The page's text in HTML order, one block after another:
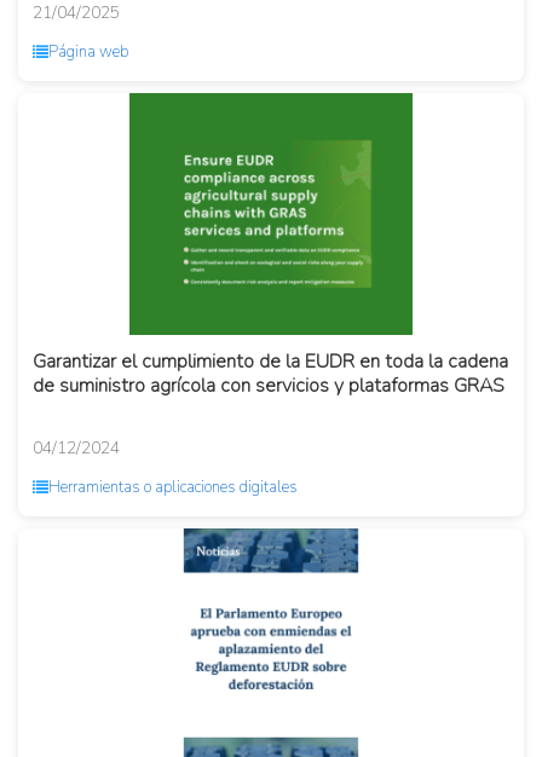
21/04/2025
Página web
Garantizar el cumplimiento de la EUDR en toda la cadena
de suministro agrícola con servicios y plataformas GRAS
04/12/2024
Herramientas o aplicaciones digitales